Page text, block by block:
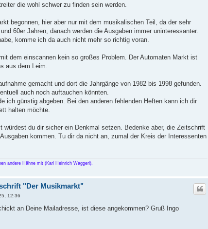
die wohl schwer zu finden sein werden.
begonnen, hier aber nur mit dem musikalischen Teil, da der sehr
60er Jahren, danach werden die Ausgaben immer uninteressanter.
komme ich da auch nicht mehr so richtig voran.
dem einscannen kein so großes Problem. Der Automaten Markt ist
aus dem Leim.
gemacht und dort die Jahrgänge von 1982 bis 1998 gefunden.
auch noch auftauchen könnten.
ich günstig abgeben. Bei den anderen fehlenden Heften kann ich dir
halten möchte.
würdest du dir sicher ein Denkmal setzen. Bedenke aber, die Zeitschrift
kommen. Tu dir da nicht an, zumal der Kreis der Interessenten
andere Hähne mit (Karl Heinrich Waggerl).
"Der Musikmarkt"
12:36
an Deine Mailadresse, ist diese angekommen? Gruß Ingo